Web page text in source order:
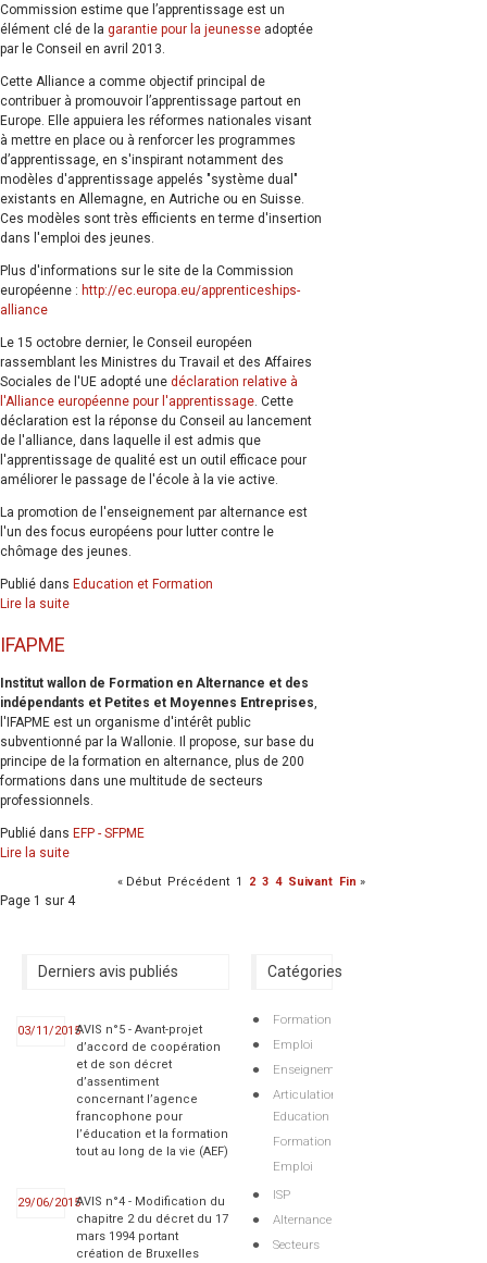
Commission estime que l’apprentissage est un
élément clé de la garantie pour la jeunesse adoptée
par le Conseil en avril 2013.
Cette Alliance a comme objectif principal de
contribuer à promouvoir l’apprentissage partout en
Europe. Elle appuiera les réformes nationales visant
à mettre en place ou à renforcer les programmes
d’apprentissage, en s'inspirant notamment des
modèles d'apprentissage appelés "système dual"
existants en Allemagne, en Autriche ou en Suisse.
Ces modèles sont très efficients en terme d'insertion
dans l'emploi des jeunes.
Plus d'informations sur le site de la Commission
européenne : http://ec.europa.eu/apprenticeships-
alliance
Le 15 octobre dernier, le Conseil européen
rassemblant les Ministres du Travail et des Affaires
Sociales de l'UE adopté une déclaration relative à
l'Alliance européenne pour l'apprentissage. Cette
déclaration est la réponse du Conseil au lancement
de l'alliance, dans laquelle il est admis que
l'apprentissage de qualité est un outil efficace pour
améliorer le passage de l'école à la vie active.
La promotion de l'enseignement par alternance est
l'un des focus européens pour lutter contre le
chômage des jeunes.
Publié dans Education et Formation
Lire la suite
IFAPME
Institut wallon de Formation en Alternance et des
indépendants et Petites et Moyennes Entreprises,
l'IFAPME est un organisme d'intérêt public
subventionné par la Wallonie. Il propose, sur base du
principe de la formation en alternance, plus de 200
formations dans une multitude de secteurs
professionnels.
Publié dans EFP - SFPME
Lire la suite
« Début Précédent 1 2 3 4 Suivant Fin »
Page 1 sur 4
Derniers avis publiés
03/11/2015AVIS n°5 - Avant-projet
d’accord de coopération
et de son décret
d’assentiment
concernant l’agence
francophone pour
l’éducation et la formation
tout au long de la vie (AEF)
29/06/2015AVIS n°4 - Modification du
chapitre 2 du décret du 17
mars 1994 portant
création de Bruxelles
Catégories
Formation
Emploi
Enseignement
Articulations
Education
Formation
Emploi
ISP
Alternance
Secteurs